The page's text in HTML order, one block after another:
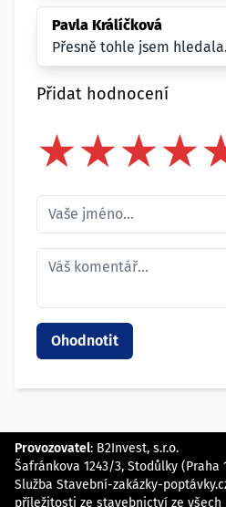
Pavla Králíčková
Přesně tohle jsem hledala.
Přidat hodnocení
★
★★
★★★
★★★★
★★★★
Provozovatel: B2Invest, s.r.o.
Šafránkova 1243/3, Stodůlky (Praha
Služba Stavební-zakázky-
příležitosti ze stavebnictví ze všech